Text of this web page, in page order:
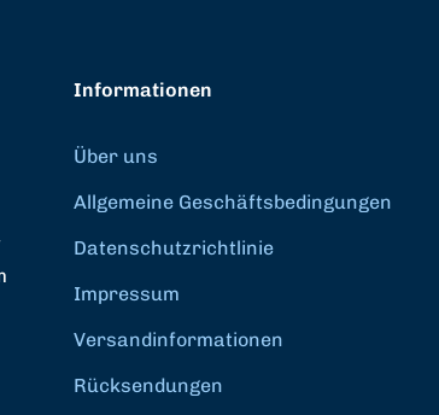
Informationen
Über uns
Allgemeine Geschäftsbedingungen
Datenschutzrichtlinie
Impressum
Versandinformationen
Rücksendungen